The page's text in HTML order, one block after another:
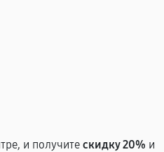
и получитескидку 20% и